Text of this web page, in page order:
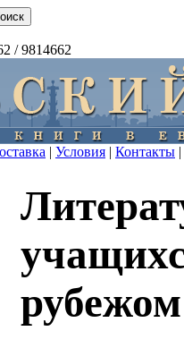
/ 9814662
| Условия | Контакты |
рубежом